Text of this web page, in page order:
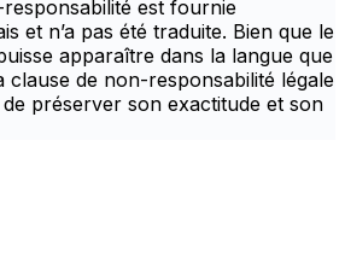
est fournie
et n’a pas été traduite. Bien que le
apparaître dans la langue que
clause de non-responsabilité légale
préserver son exactitude et son